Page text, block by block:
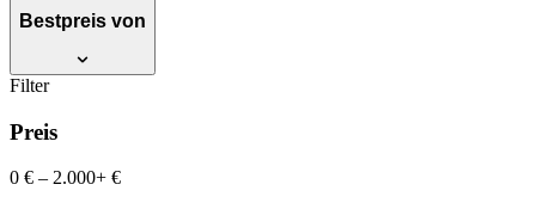
Bestpreis von
Filter
Preis
0 € – 2.000+ €